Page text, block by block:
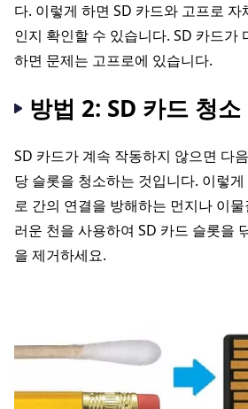
다. 이렇게 하면 SD 카드와 고프로 자
인지 확인할 수 있습니다. SD 카드가
하면 문제는 고프로에 있습니다.
방법 2: SD 카드 청소
SD 카드가 계속 작동하지 않으면 다
당 슬롯을 청소하는 것입니다. 이렇
로 간의 연결을 방해하는 먼지나 이
러운 천을 사용하여 SD 카드 슬롯을
을 제거하세요.